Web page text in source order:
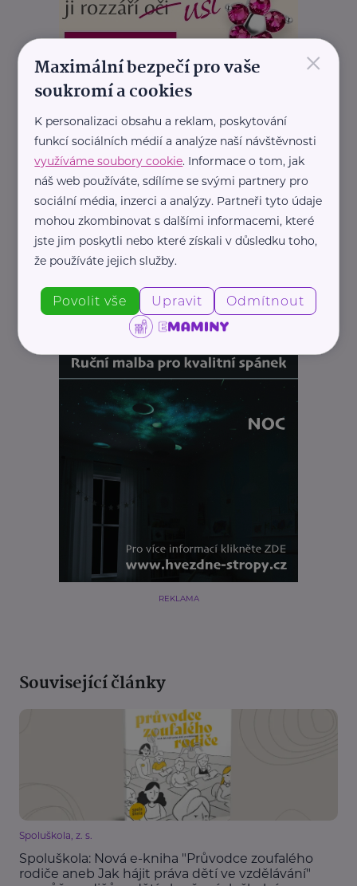
REKLAMA
REKLAMA
Související články
Spoluškola, z. s.
Spoluškola: Nová e-kniha "Průvodce zoufalého
rodiče aneb Jak hájit práva dětí ve vzdělávání"
×
Maximální bezpečí pro vaše
soukromí a cookies
K personalizaci obsahu a reklam, poskytování
funkcí sociálních médií a analýze naší návštěvnosti
využíváme soubory cookie. Informace o tom, jak
náš web používáte, sdílíme se svými partnery pro
sociální média, inzerci a analýzy. Partneři tyto údaje
mohou zkombinovat s dalšími informacemi, které
jste jim poskytli nebo které získali v důsledku toho,
že používáte jejich služby.
Povolit vše Upravit Odmítnout